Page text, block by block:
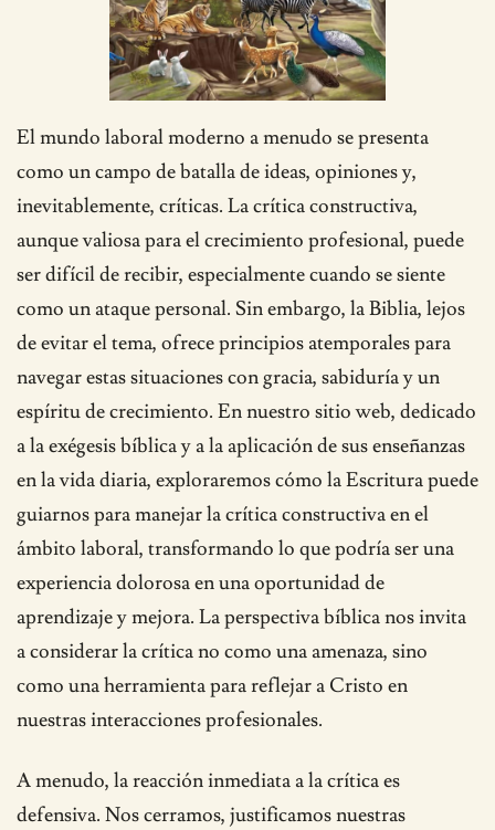
El mundo laboral moderno a menudo se presenta
como un campo de batalla de ideas, opiniones y,
inevitablemente, críticas. La crítica constructiva,
aunque valiosa para el crecimiento profesional, puede
ser difícil de recibir, especialmente cuando se siente
como un ataque personal. Sin embargo, la Biblia, lejos
de evitar el tema, ofrece principios atemporales para
navegar estas situaciones con gracia, sabiduría y un
espíritu de crecimiento. En nuestro sitio web, dedicado
a la exégesis bíblica y a la aplicación de sus enseñanzas
en la vida diaria, exploraremos cómo la Escritura puede
guiarnos para manejar la crítica constructiva en el
ámbito laboral, transformando lo que podría ser una
experiencia dolorosa en una oportunidad de
aprendizaje y mejora. La perspectiva bíblica nos invita
a considerar la crítica no como una amenaza, sino
como una herramienta para reflejar a Cristo en
nuestras interacciones profesionales.
A menudo, la reacción inmediata a la crítica es
defensiva. Nos cerramos, justificamos nuestras